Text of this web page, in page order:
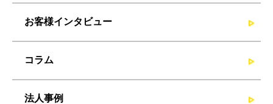
お客様インタビュー
コラム
法人事例